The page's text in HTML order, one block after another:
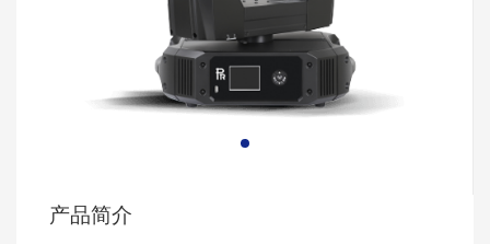
产品简介